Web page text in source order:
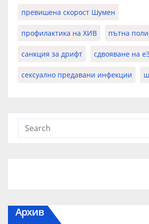
превишена скорост Шумен
профилактика на ХИВ пътна
санкция за дрифт сдвояване на
сексуално предавани инфекции
Архив